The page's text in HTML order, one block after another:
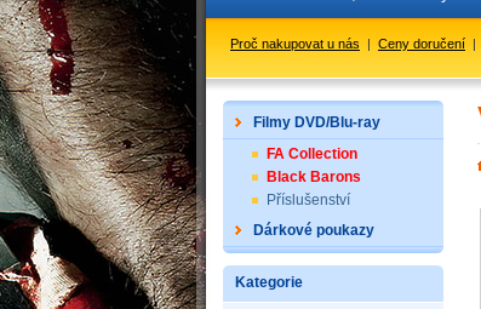
Proč nakupovat u nás | Ceny doručení |
Filmy DVD/Blu-ray
FA Collection
Black Barons
Příslušenství
Dárkové poukazy
Kategorie